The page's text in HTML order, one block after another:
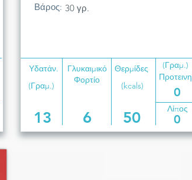
Βάρος: 30 γρ.
Υδατάν.
Γλυκαιμικό
Φορτίο
(Γραμ.)
Θερμίδες
(kcals)
Προτεινη
0
(Γραμ.)
13 6 50 Λίπος
0